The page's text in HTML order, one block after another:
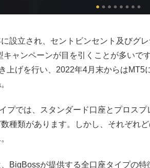
設立され、セントビンセント及びグ
キャンペーンが目を引くことが多い
上げを行い、2022年4月末からは
プでは、スタンダード口座とプロス
種類があります。しかし、それぞれ
BigBossが提供する全口座タイプの